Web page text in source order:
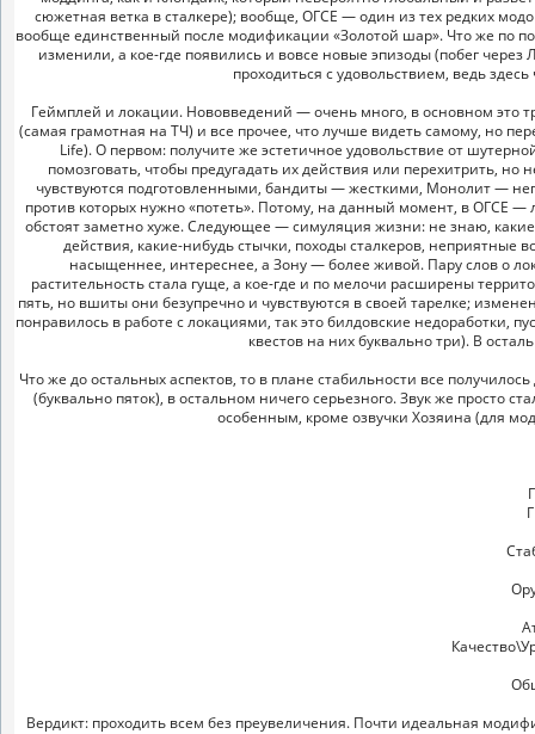
сюжетная ветка в сталкере); вообще, ОГСЕ — один из тех редких
вообще единственный после модификации «Золотой шар». Что же по
изменили, а кое-где появились и вовсе новые эпизоды (побег
проходиться с удовольствием, ведь
Геймплей и локации. Нововведений — очень много, в основном это
(самая грамотная на ТЧ) и все прочее, что лучше видеть самому, но
Life). О первом: получите же эстетичное удовольствие от
помозговать, чтобы предугадать их действия или перехитрить,
чувствуются подготовленными, бандиты — жесткими, Монолит —
против которых нужно «потеть». Потому, на данный момент, в ОГСЕ
обстоят заметно хуже. Следующее — симуляция жизни: не знаю,
действия, какие-нибудь стычки, походы сталкеров, неприятные
насыщеннее, интереснее, а Зону — более живой. Пару слов о
растительность стала гуще, а кое-где и по мелочи расширены
пять, но вшиты они безупречно и чувствуются в своей тарелке;
понравилось в работе с локациями, так это билдовские
квестов на них буквально три). В
Что же до остальных аспектов, то в плане стабильности все
(буквально пяток), в остальном ничего серьезного. Звук же просто
особенным, кроме озвучки Хозяина (для
Вердикт: проходить всем без преувеличения. Почти идеальная